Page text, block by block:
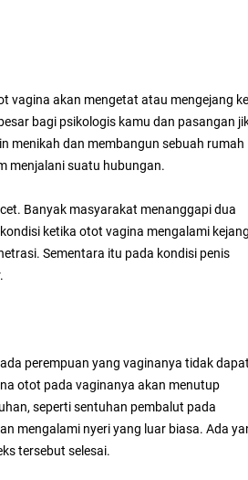
vagina akan mengetat atau mengejang
bagi psikologis kamu dan pasangan
menikah dan membangun sebuah rumah
menjalani suatu hubungan.
Banyak masyarakat menanggapi dua
ketika otot vagina mengalami kejang
Sementara itu pada kondisi penis
perempuan yang vaginanya tidak dapat
otot pada vaginanya akan menutup
seperti sentuhan pembalut pada
mengalami nyeri yang luar biasa. Ada
tersebut selesai.